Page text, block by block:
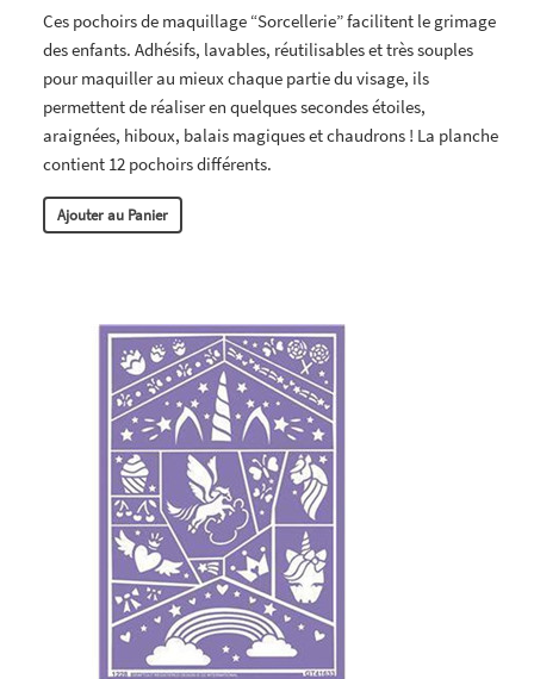
Ces pochoirs de maquillage “Sorcellerie” facilitent le grimage
des enfants. Adhésifs, lavables, réutilisables et très souples
pour maquiller au mieux chaque partie du visage, ils
permettent de réaliser en quelques secondes étoiles,
araignées, hiboux, balais magiques et chaudrons ! La planche
contient 12 pochoirs différents.
Ajouter au Panier